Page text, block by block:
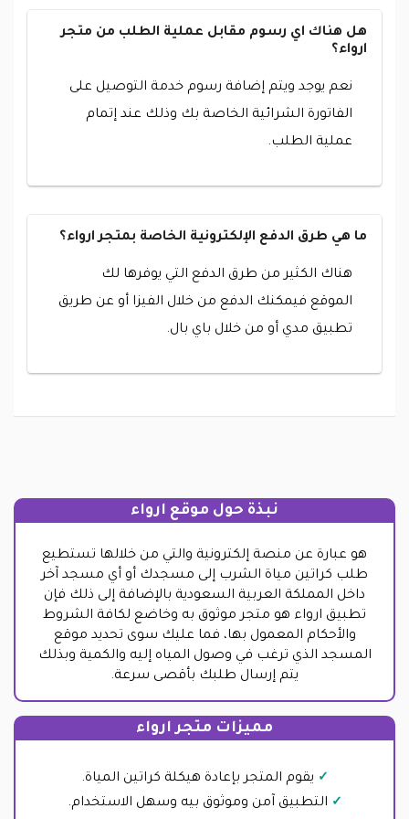
هل هناك اي رسوم مقابل عملية الطلب من متجر
ارواء؟
نعم يوجد ويتم إضافة رسوم خدمة التوصيل على
الفاتورة الشرائية الخاصة بك وذلك عند إتمام
عملية الطلب.
ما هي طرق الدفع الإلكترونية الخاصة بمتجر ارواء؟
هناك الكثير من طرق الدفع التي يوفرها لك
الموقع فيمكنك الدفع من خلال الفيزا أو عن طريق
تطبيق مدي أو من خلال باي بال.
نبذة حول موقع ارواء
هو عبارة عن منصة إلكترونية والتي من خلالها تستطيع
طلب كراتين مياة الشرب إلى مسجدك أو أي مسجد آخر
داخل المملكة العربية السعودية بالإضافة إلى ذلك فإن
تطبيق ارواء هو متجر موثوق به وخاضع لكافة الشروط
والأحكام المعمول بها، فما عليك سوى تحديد موقع
المسجد الذي ترغب في وصول المياه إليه والكمية وبذلك
يتم إرسال طلبك بأقصى سرعة.
مميزات متجر ارواء
يقوم المتجر بإعادة هيكلة كراتين المياة.
التطبيق آمن وموثوق بيه وسهل الاستخدام.